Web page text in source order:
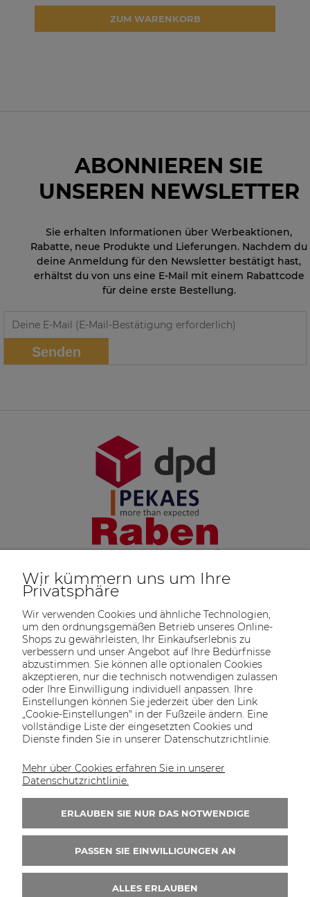
ZUM WARENKORB
ABONNIEREN SIE
UNSEREN NEWSLETTER
Sie erhalten Informationen über Werbeaktionen,
Rabatte, neue Produkte und Lieferungen. Nachdem du
deine Anmeldung für den Newsletter bestätigt hast,
erhältst du von uns eine E-Mail mit einem Rabattcode
für deine erste Bestellung.
Senden
SOLTECH
SHOP
ANGEBOT INFORMATIONEN
KONTAKT
KONTAKT UNS
16:00 Uhr erreichbar.
+49 30 46690082
Wir kümmern uns um Ihre
Privatsphäre
Wir verwenden Cookies und ähnliche Technologien,
um den ordnungsgemäßen Betrieb unseres Online-
Shops zu gewährleisten, Ihr Einkaufserlebnis zu
verbessern und unser Angebot auf Ihre Bedürfnisse
abzustimmen. Sie können alle optionalen Cookies
akzeptieren, nur die technisch notwendigen zulassen
oder Ihre Einwilligung individuell anpassen. Ihre
Einstellungen können Sie jederzeit über den Link
„Cookie-Einstellungen" in der Fußzeile ändern. Eine
vollständige Liste der eingesetzten Cookies und
Dienste finden Sie in unserer Datenschutzrichtlinie.
Mehr über Cookies erfahren Sie in unserer
Datenschutzrichtlinie.
ERLAUBEN SIE NUR DAS NOTWENDIGE
PASSEN SIE EINWILLIGUNGEN AN
ALLES ERLAUBEN